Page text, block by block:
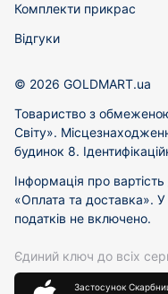
Комплекти прикрас
Відгуки
© 2026 GOLDMART.ua
Товариство з
Світу».
будинок 8.
Інформація про
«Оплата та доставка». У
податків не включено.
Єдиний ключ до всіх
Застосунок